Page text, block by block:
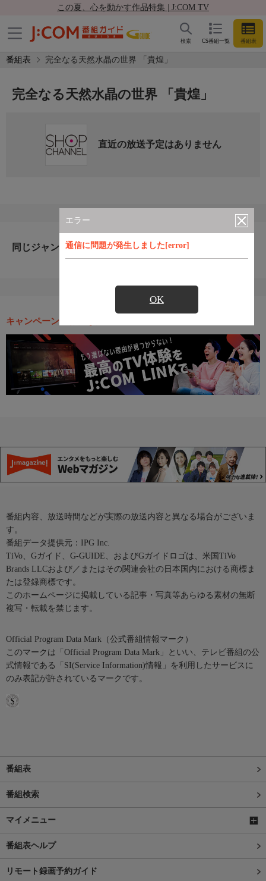
この夏、心を動かす作品特集 | J:COM TV
CS番組一覧 番組表
検索
番組表 完全なる天然水晶の世界 「貴煌」
エラー
通信に問題が発生しました[error]
OK
完全なる天然水晶の世界 「貴煌」
直近の放送予定はありません
同じジャンルのおすすめ番組
キャンペーン・お得な情報
番組内容、放送時間などが実際の放送内容と異なる場合がございま
す。
番組データ提供元：IPG Inc.
TiVo、Gガイド、G-GUIDE、およびGガイドロゴは、米国TiVo
Brands LLCおよび／またはその関連会社の日本国内における商標ま
たは登録商標です。
このホームページに掲載している記事・写真等あらゆる素材の無断
複写・転載を禁じます。
Official Program Data Mark（公式番組情報マーク）
このマークは「Official Program Data Mark」といい、テレビ番組の公
式情報である「SI(Service Information)情報」を利用したサービスに
のみ表記が許されているマークです。
番組表
番組検索
マイメニュー
番組表ヘルプ
リモート録画予約ガイド